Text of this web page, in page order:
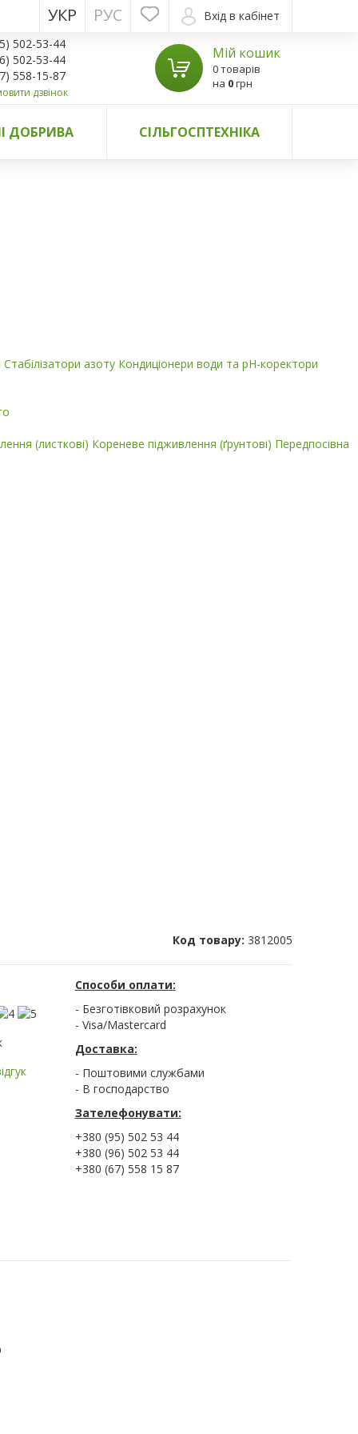
Вхід в кабінет
РУС
УКР
502-53-44
502-53-44
558-15-87
дзвінок
Мій кошик
0 товарів
на 0грн
ДОБРИВА СІЛЬГОСПТЕХНІКА
Стабілізатори азоту Кондиціонери води та pH-коректори
(листкові) Кореневе підживлення (ґрунтові) Передпосівна
Код товару: 3812005
Способи оплати:
- Безготівковий розрахунок
- Visa/Mastercard
Доставка:
- Поштовими службами
- В господарство
Зателефонувати:
+380 (95) 502 53 44
+380 (96) 502 53 44
+380 (67) 558 15 87